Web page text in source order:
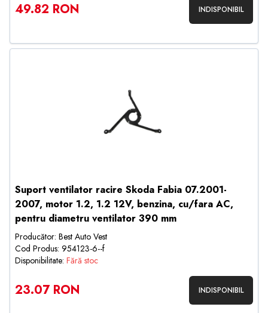
49.82 RON INDISPONIBIL
Suport ventilator racire Skoda Fabia 07.2001-
2007, motor 1.2, 1.2 12V, benzina, cu/fara AC,
pentru diametru ventilator 390 mm
Producător: Best Auto Vest
Cod Produs: 954123-6--f
Disponibilitate: Fără stoc
23.07 RON INDISPONIBIL